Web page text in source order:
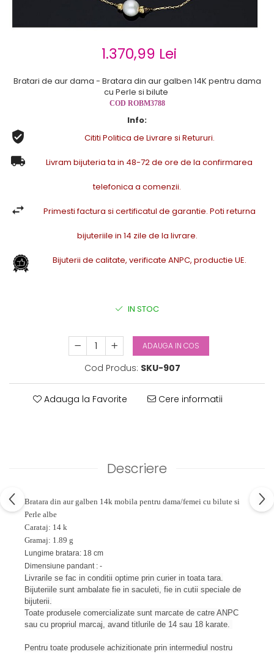
Cercei de aur lungi cu lant
Cercei din aur tortite
1.370,99 Lei
Bratari de aur dama - Bratara din aur galben 14K pentru dama
cu Perle si bilute
COD ROBM3788
Info:
Cititi Politica de Livrare si Retururi.
Livram bijuteria ta in 48-72 de ore de la confirmarea
telefonica a comenzii.
Primesti factura si certificatul de garantie. Poti returna
bijuteriile in 14 zile de la livrare.
Bijuterii de calitate, verificate ANPC, productie UE.
IN STOC
ADAUGA IN COS
Cod Produs: SKU-907
Adauga la Favorite Cere informatii
Descriere
Bratara din aur galben 14k mobila pentru dama/femei cu bilute si
Perle albe
Carataj: 14 k
Gramaj: 1.89 g
Lungime bratara: 18 cm
Dimensiune pandant : -
Livrarile se fac in conditii optime prin curier in toata tara.
Bijuteriile sunt ambalate fie in saculeti, fie in cutii speciale de
bijuterii.
Toate produsele comercializate sunt marcate de catre ANPC
sau cu propriul marcaj, avand titlurile de 14 sau 18 karate.
Pentru toate produsele achizitionate prin intermediul nostru